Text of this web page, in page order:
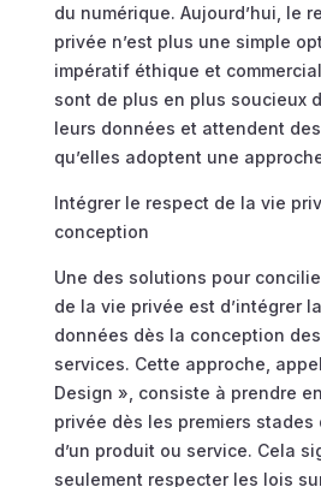
du numérique. Aujourd’hui, le
privée n’est plus une simple
impératif éthique et
sont de plus en plus soucieux
leurs données et attendent
qu’elles adoptent une
Intégrer le respect de la vie
conception
Une des solutions pour
de la vie privée est d’intégrer
données dès la conception
services. Cette approche,
Design », consiste à prendre
privée dès les premiers stades
d’un produit ou service. Cela
seulement respecter les lois